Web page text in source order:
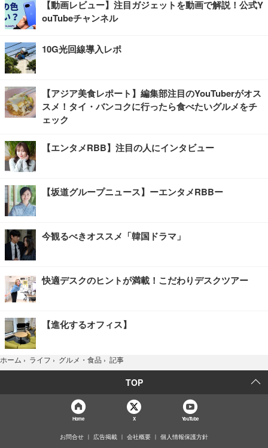
【動画レビュー】注目ガジェットを動画で解説！公式Y
ouTubeチャンネル
10G光回線導入レポ
【アジア美食レポート】編集部注目のYouTuberがオス
スメ！タイ・バンコクに行ったら食べたいグルメをチ
ェック
【エンタメRBB】注目の人にインタビュー
【坂道グループニュース】ーエンタメRBBー
今観るべきオススメ「韓国ドラマ」
快適デスクのヒントが満載！こだわりデスクツアー
【進化するオフィス】
ホーム › ライフ › グルメ・食品 › 記事
TOP
Home X YouTube
お問合せ 広告掲載 会社概要 個人情報保護方針